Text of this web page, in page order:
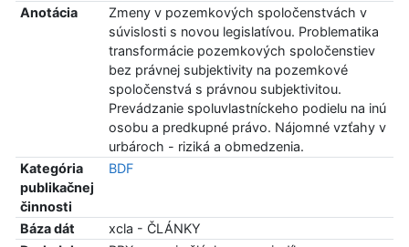
Anotácia
Zmeny v pozemkových spoločenstvách v
súvislosti s novou legislatívou. Problematika
transformácie pozemkových spoločenstiev
bez právnej subjektivity na pozemkové
spoločenstvá s právnou subjektivitou.
Prevádzanie spoluvlastníckeho podielu na inú
osobu a predkupné právo. Nájomné vzťahy v
urbároch - riziká a obmedzenia.
Kategória
publikačnej
činnosti
BDF
Báza dát
xcla - ČLÁNKY